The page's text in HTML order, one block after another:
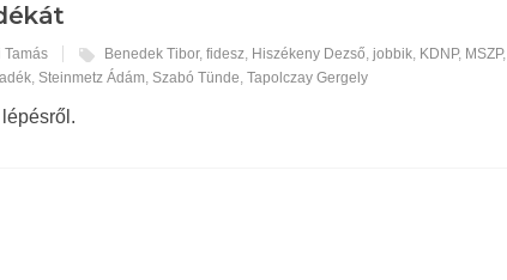
Tamás Benedek Tibor,fidesz, Hiszékeny Dezső,jobbik, KDNP, MSZP,
, Steinmetz Ádám, Szabó Tünde,Tapolczay Gergely